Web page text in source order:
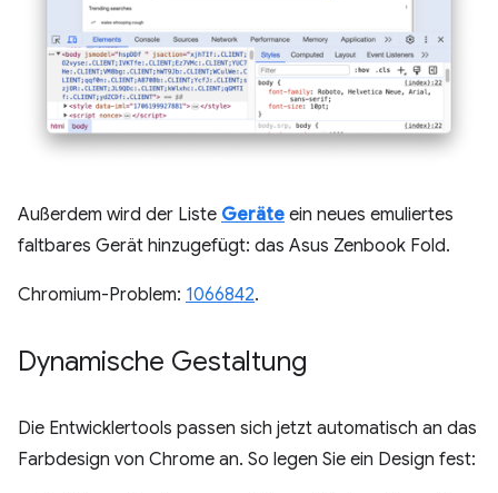
Außerdem wird der Liste Geräte ein neues emuliertes
faltbares Gerät hinzugefügt: das Asus Zenbook Fold.
Chromium-Problem: 1066842.
Dynamische Gestaltung
Die Entwicklertools passen sich jetzt automatisch an das
Farbdesign von Chrome an. So legen Sie ein Design fest: